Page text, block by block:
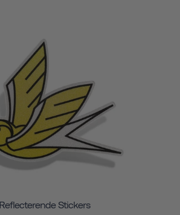
Reflecterende Stickers